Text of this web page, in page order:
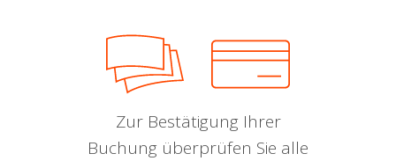
Zur Bestätigung Ihrer
Buchung überprüfen Sie alle